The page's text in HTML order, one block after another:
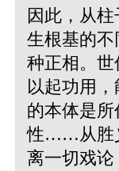
因此，从
生根基的
种正相。
以起功用
的本体是
性……从胜
离一切戏